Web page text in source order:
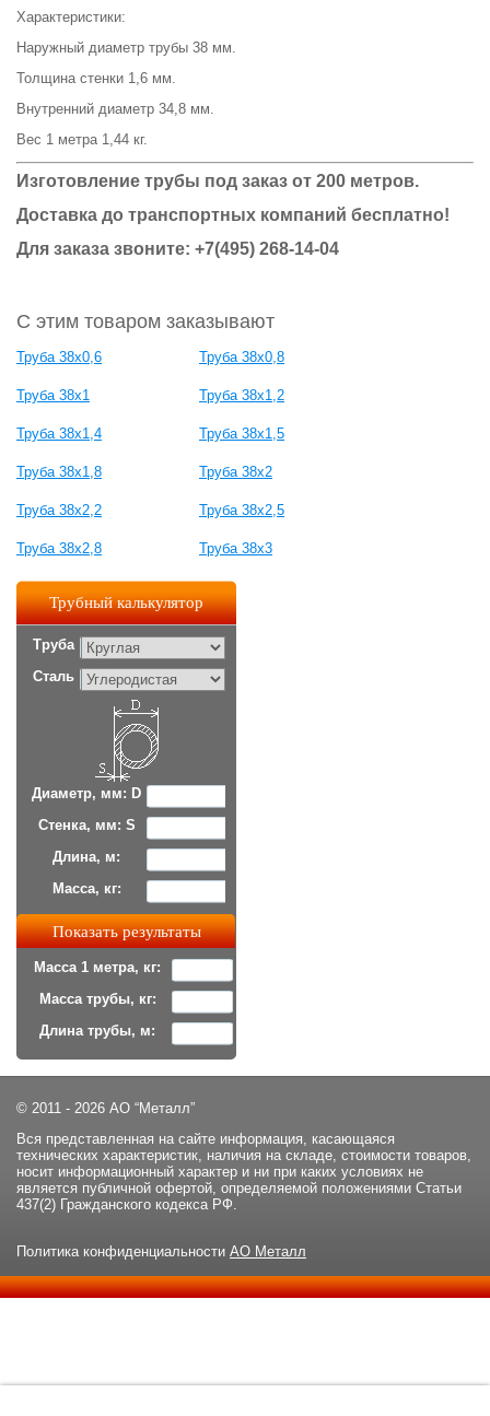
Характеристики:
Наружный диаметр трубы 38 мм.
Толщина стенки 1,6 мм.
Внутренний диаметр 34,8 мм.
Вес 1 метра 1,44 кг.
Изготовление трубы под заказ от 200 метров.
Доставка до транспортных компаний бесплатно!
Для заказа звоните: +7(495) 268-14-04
С этим товаром заказывают
Труба 38x0,6 Труба 38x0,8
Труба 38x1 Труба 38x1,2
Труба 38x1,4 Труба 38x1,5
Труба 38x1,8 Труба 38x2
Труба 38x2,2 Труба 38x2,5
Труба 38x2,8 Труба 38x3
Трубный калькулятор
Труба
Сталь
Диаметр, мм: D
Стенка, мм: S
Длина, м:
Масса, кг:
Масса 1 метра, кг:
Масса трубы, кг:
Длина трубы, м:
© 2011 - 2026 АО “Металл”
Вся представленная на сайте информация, касающаяся
технических характеристик, наличия на складе, стоимости товаров,
носит информационный характер и ни при каких условиях не
является публичной офертой, определяемой положениями Статьи
437(2) Гражданского кодекса РФ.
Политика конфиденциальности АО Металл